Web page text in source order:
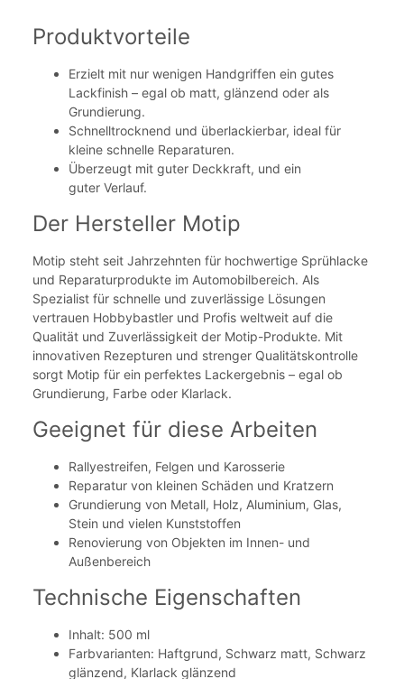
Produktvorteile
Erzielt mit nur wenigen Handgriffen ein gutes
Lackfinish – egal ob matt, glänzend oder als
Grundierung.
Schnelltrocknend und überlackierbar, ideal für
kleine schnelle Reparaturen.
Überzeugt mit guter Deckkraft, und ein
guter Verlauf.
Der Hersteller Motip
Motip steht seit Jahrzehnten für hochwertige Sprühlacke
und Reparaturprodukte im Automobilbereich. Als
Spezialist für schnelle und zuverlässige Lösungen
vertrauen Hobbybastler und Profis weltweit auf die
Qualität und Zuverlässigkeit der Motip-Produkte. Mit
innovativen Rezepturen und strenger Qualitätskontrolle
sorgt Motip für ein perfektes Lackergebnis – egal ob
Grundierung, Farbe oder Klarlack.
Geeignet für diese Arbeiten
Rallyestreifen, Felgen und Karosserie
Reparatur von kleinen Schäden und Kratzern
Grundierung von Metall, Holz, Aluminium, Glas,
Stein und vielen Kunststoffen
Renovierung von Objekten im Innen- und
Außenbereich
Technische Eigenschaften
Inhalt: 500 ml
Farbvarianten: Haftgrund, Schwarz matt, Schwarz
glänzend, Klarlack glänzend